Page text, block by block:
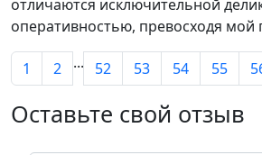
отличаются исключительной
оперативностью, превосходя
1 2 ... 52 53 54 55
Оставьте свой отзыв